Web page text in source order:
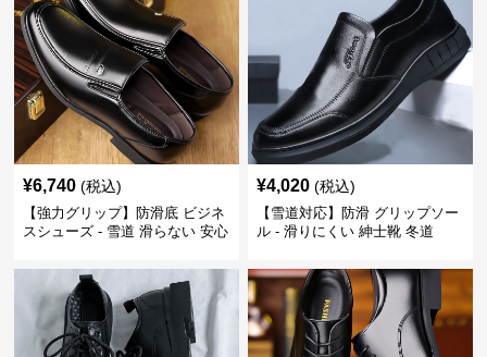
¥6,740 (税込)
【強力グリップ】防滑底 ビジネ
スシューズ - 雪道 滑らない 安心
¥4,020 (税込)
【雪道対応】防滑 グリップソー
ル - 滑りにくい 紳士靴 冬道